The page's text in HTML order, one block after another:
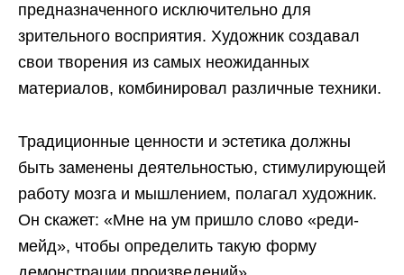
предназначенного исключительно для
зрительного восприятия. Художник создавал
свои творения из самых неожиданных
материалов, комбинировал различные техники.
Традиционные ценности и эстетика должны
быть заменены деятельностью, стимулирующей
работу мозга и мышлением, полагал художник.
Он скажет: «Мне на ум пришло слово «реди-
мейд», чтобы определить такую форму